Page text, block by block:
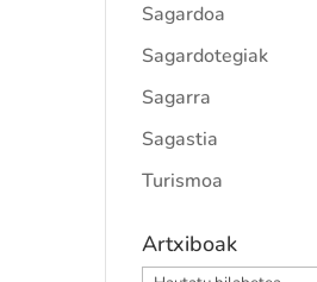
Sagardoa
Sagardotegiak
Sagarra
Sagastia
Turismoa
Artxiboak